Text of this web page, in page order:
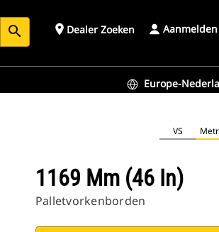
search place Dealer Zoeken Aanmelden
Europe-
VS
1169 Mm (46 In)
Palletvorkenborden